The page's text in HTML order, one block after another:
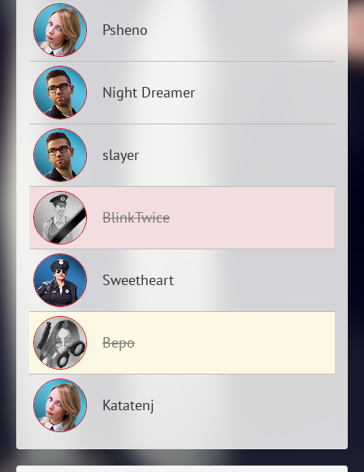
Psheno
Night Dreamer
slayer
BlinkTwice
Sweetheart
Веро
Katatenj